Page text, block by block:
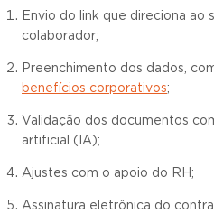
Envio do link que direciona ao
colaborador;
Preenchimento dos dados,
benefícios corporativos;
Validação dos documentos
artificial (IA);
Ajustes com o apoio do RH;
Assinatura eletrônica do